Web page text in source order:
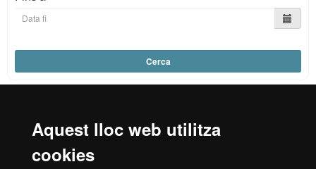
Aquest lloc web utilitza
cookies
Cerca
Reconeixement internacional de l'excel·lència